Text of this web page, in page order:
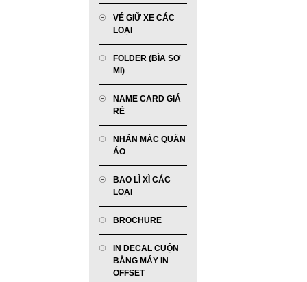
VÉ GIỮ XE CÁC
LOẠI
FOLDER (BÌA SƠ
MI)
NAME CARD GIÁ
RẺ
NHÃN MÁC QUẦN
ÁO
BAO LÌ XÌ CÁC
LOẠI
BROCHURE
IN DECAL CUỘN
BẰNG MÁY IN
OFFSET